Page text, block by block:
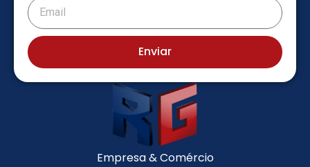
Enviar
Empresa & Comércio